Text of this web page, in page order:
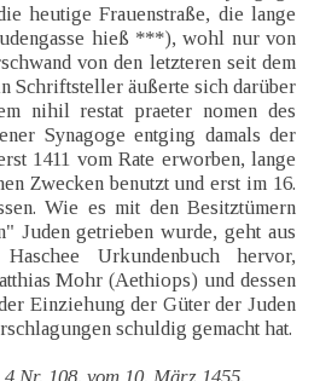
heutige Frauenstraße, die lange
hieß ***), wohl nur von
von den letzteren seit dem
Schriftsteller äußerte sich darüber
nihil restat praeter nomen des
Synagoge entging damals der
1411 vom Rate erworben, lange
Zwecken benutzt und erst im 16.
Wie es mit den Besitztümern
Juden getrieben wurde, geht aus
Urkundenbuch hervor,
Mohr (Aethiops) und dessen
Einziehung der Güter der Juden
schuldig gemacht hat.